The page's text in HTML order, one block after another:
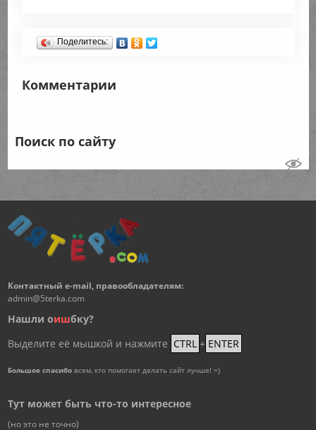
Поделитесь:
Комментарии
Поиск по сайту
Контактный e-mail, правообладателям:
admin@5terka.com
Нашли оишбку?
Выделите её мышкой и нажмите CTRL + ENTER
Большое спасибовсем, кто помогает делать сайт лучше! =)
Тут может быть что-то интересное
(но это не точно)